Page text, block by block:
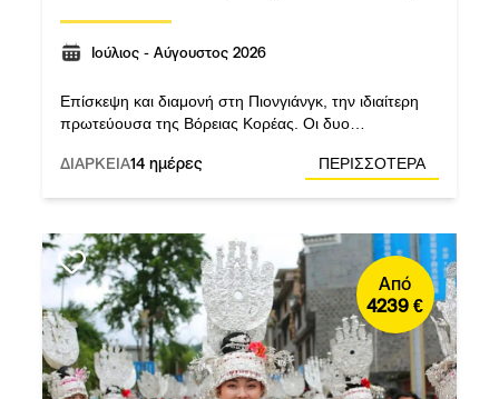
Ιούλιος - Αύγουστος 2026
Επίσκεψη και διαμονή στη Πιονγιάνγκ, την ιδιαίτερη
πρωτεύουσα της Βόρειας Κορέας. Οι δυο
πρωτεύουσα Σεούλ και το εμπορικό λιμάνι Μπουσάν.
ΔΙΑΡΚΕΙΑ14 ημέρες ΠΕΡΙΣΣΟΤΕΡΑ
Από
4239 €